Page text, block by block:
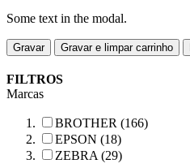
Some text in the modal.
Gravar Gravar e limpar carrinho
FILTROS
Marcas
BROTHER (166)
EPSON (18)
ZEBRA (29)